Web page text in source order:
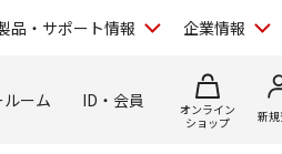
品・サポート情報 企業情報
ーム ID・会員
オンライン
ショップ
新